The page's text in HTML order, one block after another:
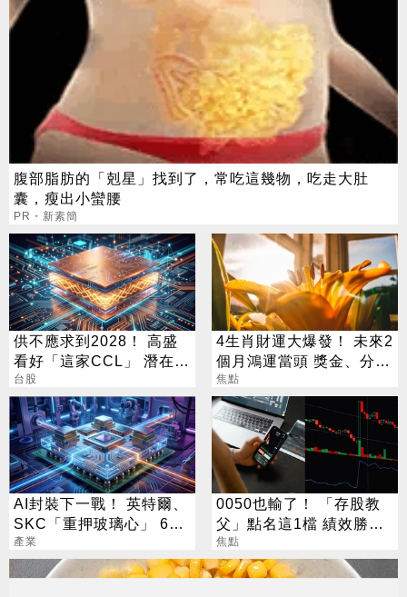
腹部脂肪的「剋星」找到了，常吃這幾物，吃走大肚
囊，瘦出小蠻腰
PR・新素簡
供不應求到2028！ 高盛
看好「這家CCL」 潛在漲
幅171%
台股
4生肖財運大爆發！ 未來2
個月鴻運當頭 獎金、分紅
「拿到手軟」
焦點
AI封裝下一戰！ 英特爾、
SKC「重押玻璃心」 6台
廠加速拚上位
產業
0050也輸了！ 「存股教
父」點名這1檔 績效勝出
還更抗跌
焦點